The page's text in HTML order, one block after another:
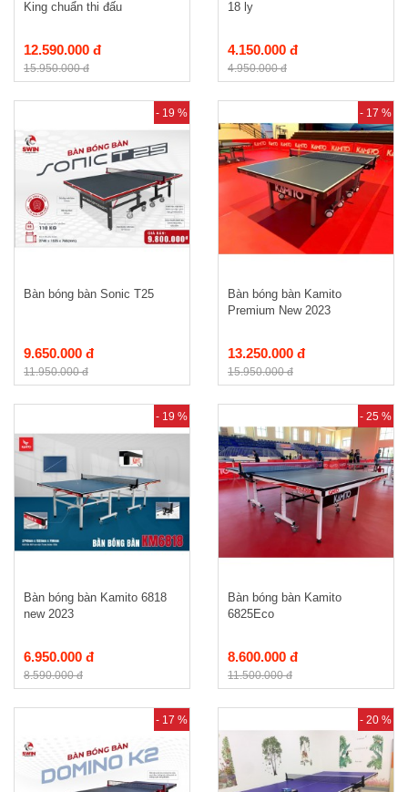
King chuẩn thi đấu
12.590.000 đ
15.950.000 đ
18 ly
4.150.000 đ
4.950.000 đ
- 19 %
Bàn bóng bàn Sonic T25
9.650.000 đ
11.950.000 đ
- 17 %
Bàn bóng bàn Kamito
Premium New 2023
13.250.000 đ
15.950.000 đ
- 19 %
Bàn bóng bàn Kamito 6818
new 2023
6.950.000 đ
8.590.000 đ
- 25 %
Bàn bóng bàn Kamito
6825Eco
8.600.000 đ
11.500.000 đ
- 17 % - 20 %